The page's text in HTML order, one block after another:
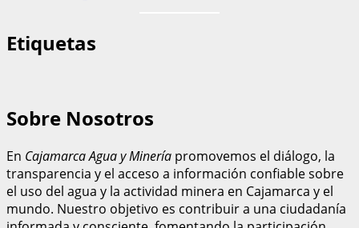
Etiquetas
Sobre Nosotros
En Cajamarca Agua y Minería promovemos el diálogo, la
transparencia y el acceso a información confiable sobre
el uso del agua y la actividad minera en Cajamarca y el
mundo. Nuestro objetivo es contribuir a una ciudadanía